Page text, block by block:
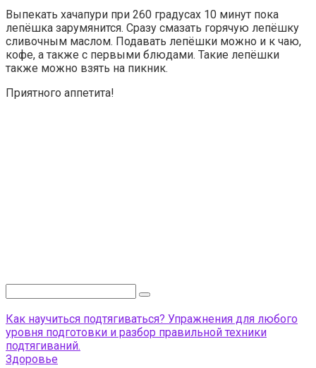
Выпекать хачапури при 260 градусах 10 минут пока
лепёшка зарумянится. Сразу смазать горячую лепёшку
сливочным маслом. Подавать лепёшки можно и к чаю,
кофе, а также с первыми блюдами. Такие лепёшки
также можно взять на пикник.
Приятного аппетита!
Как научиться подтягиваться? Упражнения для любого
уровня подготовки и разбор правильной техники
подтягиваний.
Здоровье